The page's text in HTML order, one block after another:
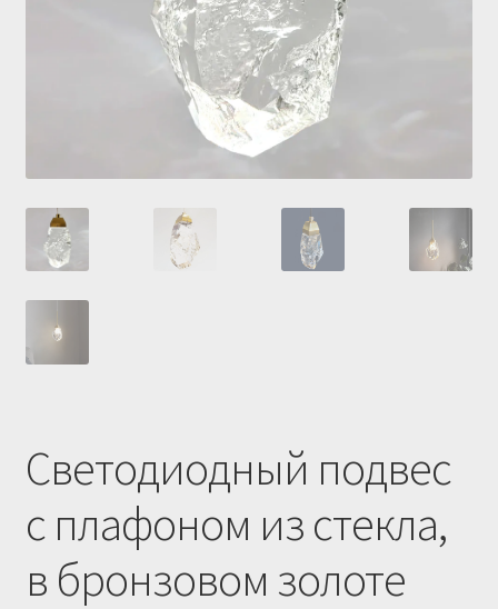
Оформление заказа
Светодиодный подвес
с плафоном из стекла,
в бронзовом золоте